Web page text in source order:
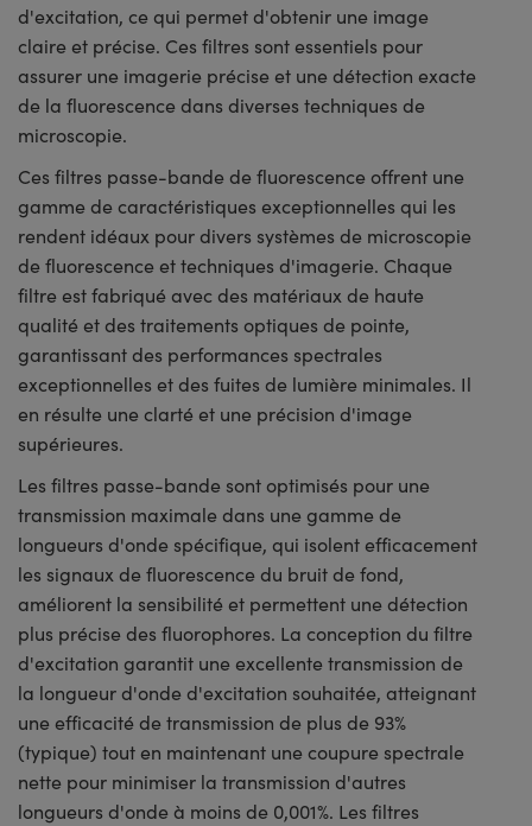
d'excitation, ce qui permet d'obtenir une image
claire et précise. Ces filtres sont essentiels pour
assurer une imagerie précise et une détection exacte
de la fluorescence dans diverses techniques de
microscopie.
Ces filtres passe-bande de fluorescence offrent une
gamme de caractéristiques exceptionnelles qui les
rendent idéaux pour divers systèmes de microscopie
de fluorescence et techniques d'imagerie. Chaque
filtre est fabriqué avec des matériaux de haute
qualité et des traitements optiques de pointe,
garantissant des performances spectrales
exceptionnelles et des fuites de lumière minimales. Il
en résulte une clarté et une précision d'image
supérieures.
Les filtres passe-bande sont optimisés pour une
transmission maximale dans une gamme de
longueurs d'onde spécifique, qui isolent efficacement
les signaux de fluorescence du bruit de fond,
améliorent la sensibilité et permettent une détection
plus précise des fluorophores. La conception du filtre
d'excitation garantit une excellente transmission de
la longueur d'onde d'excitation souhaitée, atteignant
une efficacité de transmission de plus de 93%
(typique) tout en maintenant une coupure spectrale
nette pour minimiser la transmission d'autres
longueurs d'onde à moins de 0,001%. Les filtres